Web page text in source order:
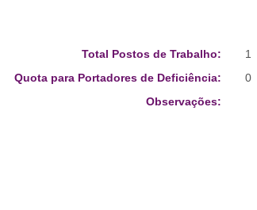
Total Postos de Trabalho:
1
Quota para Portadores de Deficiência:
0
Observações: